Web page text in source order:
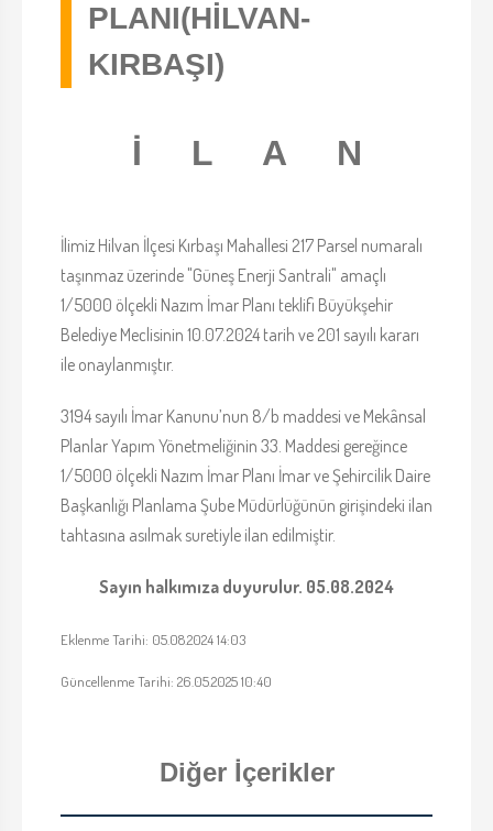
PLANI(HİLVAN-
KIRBAŞI)
İ L A N
İlimiz Hilvan İlçesi Kırbaşı Mahallesi 217 Parsel numaralı
taşınmaz üzerinde "Güneş Enerji Santrali" amaçlı
1/5000 ölçekli Nazım İmar Planı teklifi Büyükşehir
Belediye Meclisinin 10.07.2024 tarih ve 201 sayılı kararı
ile onaylanmıştır.
3194 sayılı İmar Kanunu’nun 8/b maddesi ve Mekânsal
Planlar Yapım Yönetmeliğinin 33. Maddesi gereğince
1/5000 ölçekli Nazım İmar Planı İmar ve Şehircilik Daire
Başkanlığı Planlama Şube Müdürlüğünün girişindeki ilan
tahtasına asılmak suretiyle ilan edilmiştir.
Sayın halkımıza duyurulur. 05.08.2024
Eklenme Tarihi: 05.08.2024 14:03
Güncellenme Tarihi: 26.05.2025 10:40
Diğer İçerikler